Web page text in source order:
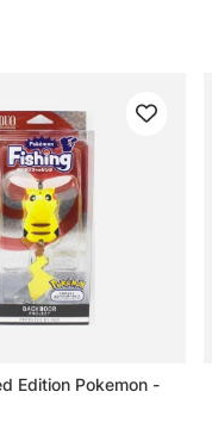
Edition Pokemon -